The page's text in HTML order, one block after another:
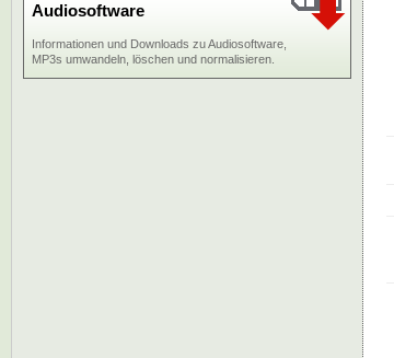
Audiosoftware
Informationen und Downloads zu Audiosoftware,
MP3s umwandeln, löschen und normalisieren.